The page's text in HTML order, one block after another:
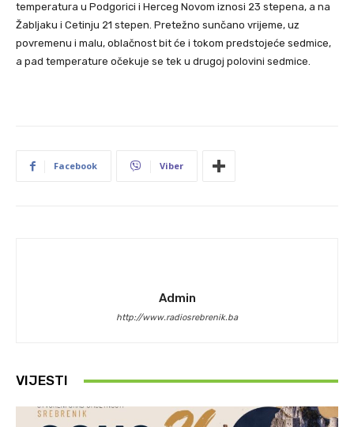
temperatura u Podgorici i Herceg Novom iznosi 23 stepena, a na
Žabljaku i Cetinju 21 stepen. Pretežno sunčano vrijeme, uz
povremenu i malu, oblačnost bit će i tokom predstojeće sedmice,
a pad temperature očekuje se tek u drugoj polovini sedmice.
Facebook Viber
Admin
http://www.radiosrebrenik.ba
VIJESTI